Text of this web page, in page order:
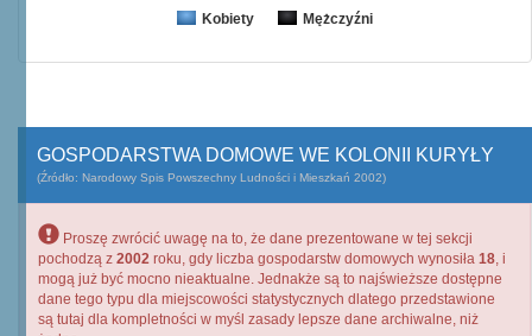
Kobiety Mężczyźni
GOSPODARSTWA DOMOWE WE KOLONII KURYŁY
(Źródło: Narodowy Spis Powszechny Ludności i Mieszkań 2002)
Proszę zwrócić uwagę na to, że dane prezentowane w tej sekcji
pochodzą z 2002 roku, gdy liczba gospodarstw domowych wynosiła 18, i
mogą już być mocno nieaktualne. Jednakże są to najświeższe dostępne
dane tego typu dla miejscowości statystycznych dlatego przedstawione
są tutaj dla kompletności w myśl zasady lepsze dane archiwalne, niż